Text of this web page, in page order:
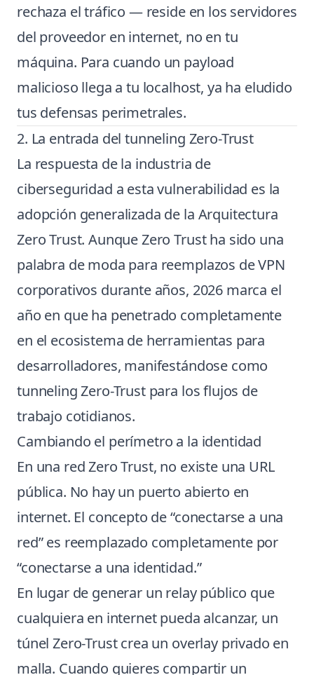
rechaza el tráfico — reside en los servidores
del proveedor en internet, no en tu
máquina. Para cuando un payload
malicioso llega a tu localhost, ya ha eludido
tus defensas perimetrales.
2. La entrada del tunneling Zero-Trust
La respuesta de la industria de
ciberseguridad a esta vulnerabilidad es la
adopción generalizada de la Arquitectura
Zero Trust. Aunque Zero Trust ha sido una
palabra de moda para reemplazos de VPN
corporativos durante años, 2026 marca el
año en que ha penetrado completamente
en el ecosistema de herramientas para
desarrolladores, manifestándose como
tunneling Zero-Trust para los flujos de
trabajo cotidianos.
Cambiando el perímetro a la identidad
En una red Zero Trust, no existe una URL
pública. No hay un puerto abierto en
internet. El concepto de “conectarse a una
red” es reemplazado completamente por
“conectarse a una identidad.”
En lugar de generar un relay público que
cualquiera en internet pueda alcanzar, un
túnel Zero-Trust crea un overlay privado en
malla. Cuando quieres compartir un